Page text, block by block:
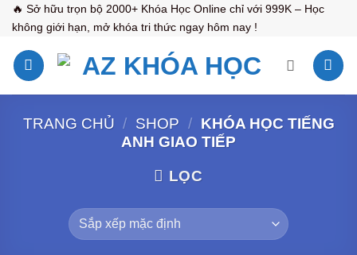
Bỏ
qua
nội
dung
🔥 Sở hữu trọn bộ 2000+ Khóa Học Online chỉ với 999K – Học
không giới hạn, mở khóa tri thức ngay hôm nay !
TRANG CHỦ / SHOP / KHÓA HỌC TIẾNG
ANH GIAO TIẾP
LỌC